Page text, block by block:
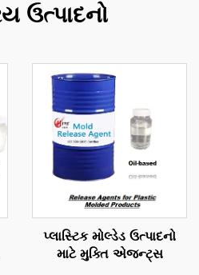
ઉત્પાદનો
પ્લાસ્ટિક મોલ્ડેડ ઉત્પાદનો
માટે મુક્તિ એજન્ટ્સ